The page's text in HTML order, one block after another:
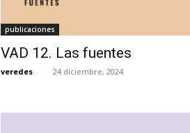
publicaciones
VAD 12. Las fuentes
veredes - 24 diciembre, 2024